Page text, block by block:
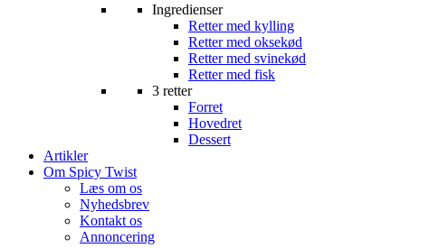
Ingredienser
Retter med kylling
Retter med oksekød
Retter med svinekød
Retter med fisk
3 retter
Forret
Hovedret
Dessert
Artikler
Om Spicy Twist
Læs om os
Nyhedsbrev
Kontakt os
Annoncering